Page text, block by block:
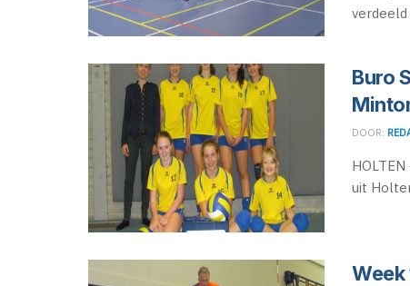
verdeeld
Buro
DOOR:
uit